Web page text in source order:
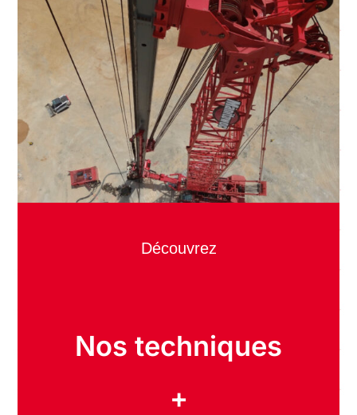
Découvrez
Nos techniques
+